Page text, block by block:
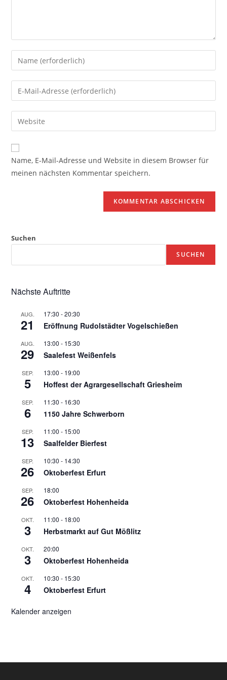
Gib
deinen
Namen
oder
zum
Kommentieren
ein
Gib
deine
E-
Mail-
zum
Kommentieren
ein
Gib
deine
Website-
URL
Name, E-Mail-Adresse und Website in diesem Browser für
meinen nächsten Kommentar speichern.
Suchen
SUCHEN
Nächste Auftritte
AUG.
21
17:30 -20:30
Eröffnung Rudolstädter Vogelschießen
AUG.
29
13:00 - 15:30
Saalefest Weißenfels
SEP.
5
13:00 - 19:00
Hoffest der Agrargesellschaft Griesheim
SEP.
6
11:30 - 16:30
1150 Jahre Schwerborn
SEP.
13
11:00 - 15:00
Saalfelder Bierfest
SEP.
26
10:30 - 14:30
Oktoberfest Erfurt
SEP.
26
18:00
Oktoberfest Hohenheida
OKT.
3
11:00 - 18:00
Herbstmarkt auf Gut Mößlitz
OKT.
3
20:00
Oktoberfest Hohenheida
OKT.
4
10:30 - 15:30
Oktoberfest Erfurt
Kalender anzeigen